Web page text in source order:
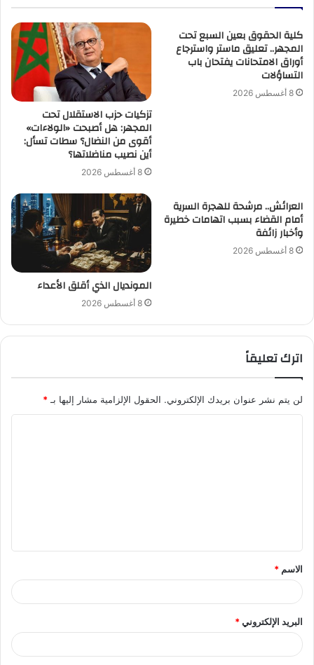
كلية الحقوق بعين السبع تحت
المجهر.. تعليق ماستر واسترجاع
أوراق الامتحانات يفتحان باب
التساؤلات
8 أغسطس 2026
تزكيات حزب الاستقلال تحت
المجهر: هل أصبحت «الولاءات»
أقوى من النضال؟ سطات تسأل:
أين نصيب مناضلاتها؟
8 أغسطس 2026
العرائش.. مرشحة للهجرة السرية
أمام القضاء بسبب اتهامات خطيرة
وأخبار زائفة
8 أغسطس 2026
المونديال الذي أقلق الأعداء
8 أغسطس 2026
اترك تعليقاً
لن يتم نشر عنوان بريدك الإلكتروني. الحقول الإلزامية مشار إليها بـ *
ق
*
الاسم *
البريد الإلكتروني*